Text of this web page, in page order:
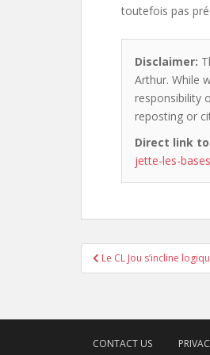
toutefois pas
Disclaimer:
Arthur. While
responsibility
reposting or
Direct link
jette-les-
Post
navigation
Le CL Jou s’incline
CONTACT US